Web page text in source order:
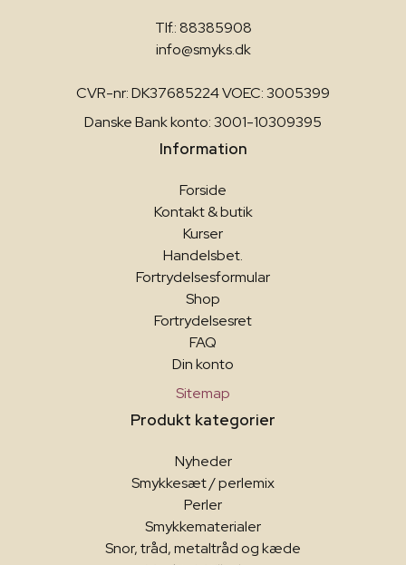
Tlf.: 88385908
info@smyks.dk
CVR-nr: DK37685224 VOEC: 3005399
Danske Bank konto: 3001-10309395
Information
Forside
Kontakt & butik
Kurser
Handelsbet.
Fortrydelsesformular
Shop
Fortrydelsesret
FAQ
Din konto
Sitemap
Produkt kategorier
Nyheder
Smykkesæt / perlemix
Perler
Smykkematerialer
Snor, tråd, metaltråd og kæde